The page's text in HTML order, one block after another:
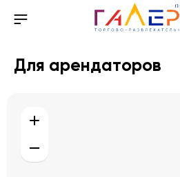
Для арендаторов